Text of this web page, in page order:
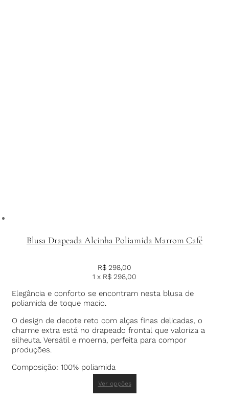
Blusa Drapeada Alcinha Poliamida Marrom Café
R$ 298,00
1 x R$ 298,00
Elegância e conforto se encontram nesta blusa de
poliamida de toque macio.
O design de decote reto com alças finas delicadas, o
charme extra está no drapeado frontal que valoriza a
silheuta. Versátil e moerna, perfeita para compor
produções.
Composição: 100% poliamida
Ver opções